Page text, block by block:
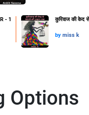
- 1 कुरिवाज की केद
by miss k
Options